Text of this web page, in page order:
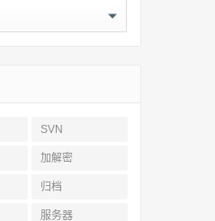
SVN
加解密
归档
服务器